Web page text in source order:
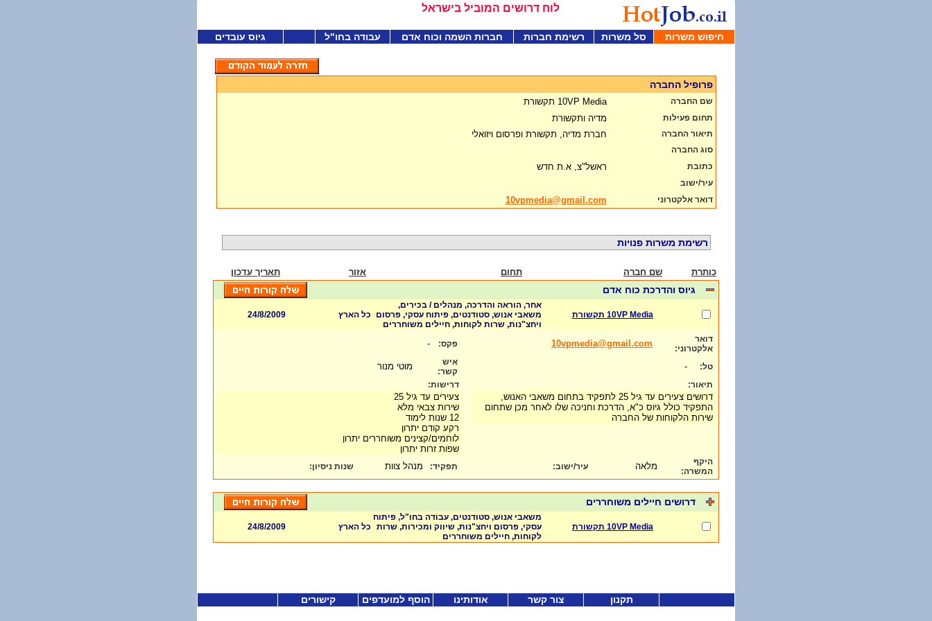
לוח דרושים המוביל בישראל
חיפוש משרות סל משרות רשימת חברות חברות השמה וכוח אדם עבודה בחו"ל גיוס עובדים
פרופיל החברה
שם החברה 10VP Media תקשורת
תחום פעילות מדיה ותקשורת
תיאור החברה חברת מדיה, תקשורת ופרסום ויזואלי
סוג החברה
כתובת
ראשל"צ, א.ת חדש
עיר/ישוב
דואר אלקטרוני
10vpmedia@gmail.com
רשימת משרות פנויות
כותרת שם חברה תחום אזור תאריך עדכון
גיוס והדרכת כוח אדם
10VP Media תקשורת
אחר, הוראה והדרכה, מנהלים / בכירים,
משאבי אנוש, סטודנטים, פיתוח עסקי, פרסום
ויחצ"נות, שרות לקוחות, חיילים משוחררים
כל הארץ 24/8/2009
דואר
אלקטרוני:
10vpmedia@gmail.com פקס: -
טל: -
איש
קשר:
מוטי מנור
תיאור:
דרושים צעירים עד גיל 25 לתפקיד בתחום משאבי האנוש,
התפקיד כולל גיוס כ"א, הדרכת וחניכה שלו לאחר מכן שתחום
שירות הלקוחות של החברה
דרישות:
צעירים עד גיל 25
שירות צבאי מלא
12 שנות לימוד
רקע קודם יתרון
לוחמים/קצינים משוחררים יתרון
שפות זרות יתרון
היקף
המשרה:
מלאה עיר/ישוב: תפקיד: מנהל צוות שנות ניסיון:
דרושים חיילים משוחררים
10VP Media תקשורת
משאבי אנוש, סטודנטים, עבודה בחו"ל, פיתוח
עסקי, פרסום ויחצ"נות, שיווק ומכירות, שרות
לקוחות, חיילים משוחררים
כל הארץ 24/8/2009
תקנון צור קשר אודותינו הוסף למועדפים קישורים